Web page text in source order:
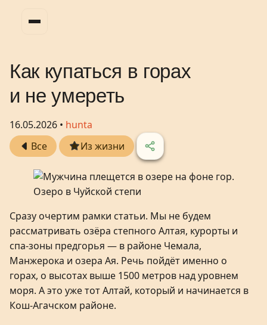
Как купаться в горах
и не умереть
16.05.2026 • hunta
Все
Из жизни
Озеро в Чуйской степи
Сразу очертим рамки статьи. Мы не будем
рассматривать озёра степного Алтая, курорты и
спа-зоны предгорья — в районе Чемала,
Манжерока и озера Ая. Речь пойдёт именно о
горах, о высотах выше 1500 метров над уровнем
моря. А это уже тот Алтай, который и начинается в
Кош-Агачском районе.